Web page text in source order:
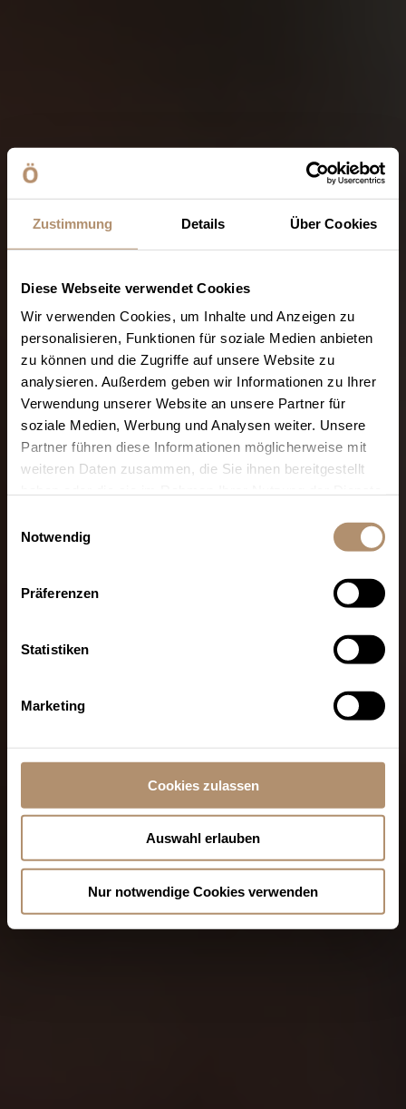
Zustimmung Details Über Cookies
Diese Webseite verwendet Cookies
Wir verwenden Cookies, um Inhalte und Anzeigen zu
personalisieren, Funktionen für soziale Medien anbieten
zu können und die Zugriffe auf unsere Website zu
analysieren. Außerdem geben wir Informationen zu Ihrer
Verwendung unserer Website an unsere Partner für
soziale Medien, Werbung und Analysen weiter. Unsere
Partner führen diese Informationen möglicherweise mit
weiteren Daten zusammen, die Sie ihnen bereitgestellt
Cookies, wenn Sie unsere Webseite weiterhin nutzen.
Notwendig
Präferenzen
Statistiken
Marketing
Cookies zulassen
Auswahl erlauben
Nur notwendige Cookies verwenden